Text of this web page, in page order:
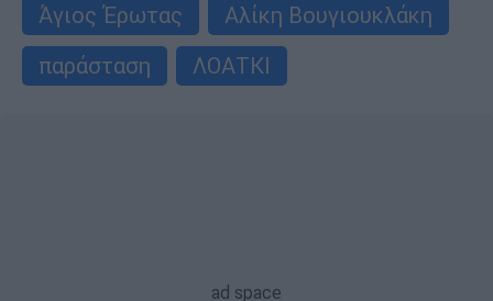
Άγιος Έρωτας
Αλίκη Βουγιουκλάκη
παράσταση
ΛΟΑΤΚΙ